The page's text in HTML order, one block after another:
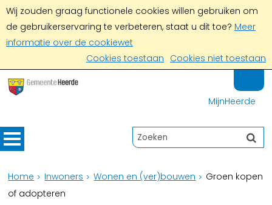
Wij zouden graag functionele cookies willen gebruiken om
de gebruikerservaring te verbeteren, staat u dit toe? Meer
informatie over de cookiewet
Cookies toestaan Cookies niet toestaan
MijnHeerde
Home Inwoners Wonen en (ver)bouwen
Groen kopen
of adopteren